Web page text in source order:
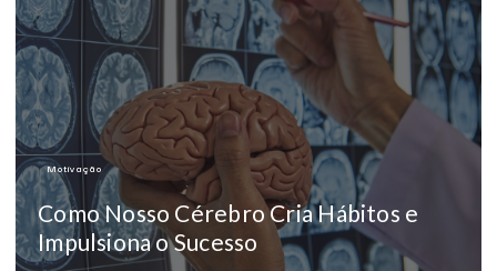
Motivação
Como Nosso Cérebro Cria Hábitos e
Impulsiona o Sucesso